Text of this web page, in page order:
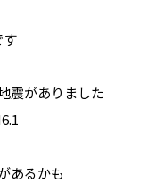
震がありました
あるかも